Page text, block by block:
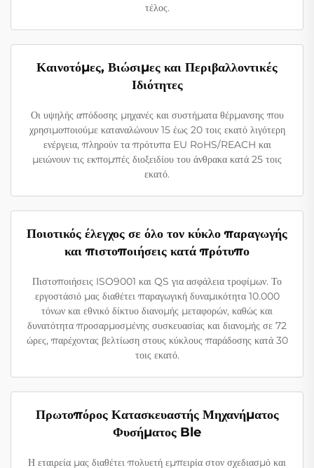
τέλος.
Καινοτόμες, Βιώσιμες και Περιβαλλοντικές
Ιδιότητες
Οι υψηλής απόδοσης μηχανές και συστήματα θέρμανσης που
χρησιμοποιούμε καταναλώνουν 15 έως 20 τοις εκατό λιγότερη
ενέργεια, πληρούν τα πρότυπα EU RoHS/REACH και
μειώνουν τις εκπομπές διοξειδίου του άνθρακα κατά 25 τοις
εκατό.
Ποιοτικός έλεγχος σε όλο τον κύκλο παραγωγής
και πιστοποιήσεις κατά πρότυπο
Πιστοποιήσεις ISO9001 και QS για ασφάλεια τροφίμων. Το
εργοστάσιό μας διαθέτει παραγωγική δυναμικότητα 10.000
τόνων και εθνικό δίκτυο διανομής μεταφορών, καθώς και
δυνατότητα προσαρμοσμένης συσκευασίας και διανομής σε 72
ώρες, παρέχοντας βελτίωση στους κύκλους παράδοσης κατά 30
τοις εκατό.
Πρωτοπόρος Κατασκευαστής Μηχανήματος
Φυσήματος Ble
Η εταιρεία μας διαθέτει πολυετή εμπειρία στον σχεδιασμό και